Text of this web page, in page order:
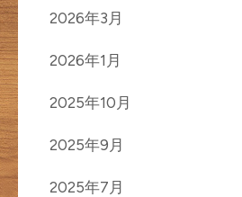
2026年3月
2026年1月
2025年10月
2025年9月
2025年7月